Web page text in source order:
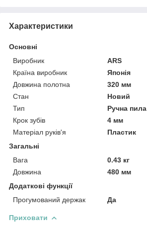
Характеристики
Основні
Виробник
ARS
Країна виробник
Японія
Довжина полотна
320 мм
Стан
Новий
Тип
Ручна пила
Крок зубів
4 мм
Матеріал руків'я
Пластик
Загальні
Вага
0.43 кг
Довжина
480 мм
Додаткові функції
Прогумований держак
Да
Приховати